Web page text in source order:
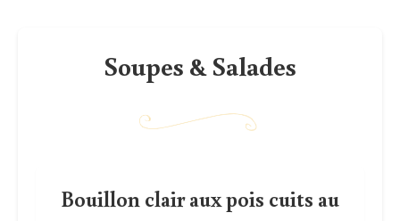
Soupes & Salades
Bouillon clair aux pois cuits au